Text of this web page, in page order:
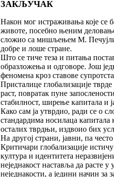
ЗАКЉУЧАК
Hакон мог истраживања које се
животе, посебно њеним
сложио са мишљењем М.
добре и лоше стране.
Што се тиче теза и питања
образложења и одговоре. Још
феномена кроз ставове
Присталице глобализације
раст, повратак пуне
стабилност, ширење капитала и
Како сам ја утврдио, ради се о
стандардима носилаца капитала
осталих тврдњи, издвоио бих
На другој страни, јавни, па
Критичари глобализације
култура и идентитета
неједнакост наставља да расте у
неједнакости, а једини начин